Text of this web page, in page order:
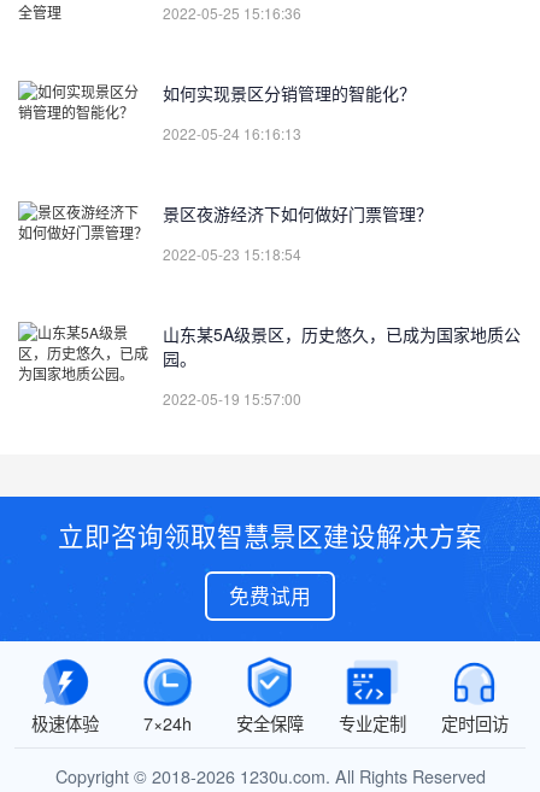
2022-05-25 15:16:36
如何实现景区分销管理的智能化？
2022-05-24 16:16:13
景区夜游经济下如何做好门票管理？
2022-05-23 15:18:54
山东某5A级景区，历史悠久，已成为国家地质公
园。
2022-05-19 15:57:00
立即咨询领取智慧景区建设解决方案
免费试用
极速体验 7×24h 安全保障 专业定制 定时回访
Copyright © 2018-2026 1230u.com. All Rights Reserved